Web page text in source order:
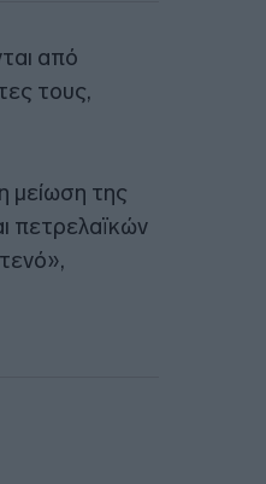
από
τους,
μείωση της
πετρελαϊκών